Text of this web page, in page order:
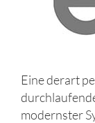
Eine derart
modernster